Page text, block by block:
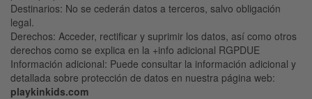
Destinarios: No se cederán datos a terceros, salvo obligación
legal.
Derechos: Acceder, rectificar y suprimir los datos, así como otros
derechos como se explica en la +info adicional RGPDUE
Información adicional: Puede consultar la información adicional y
detallada sobre protección de datos en nuestra página web:
playkinkids.com